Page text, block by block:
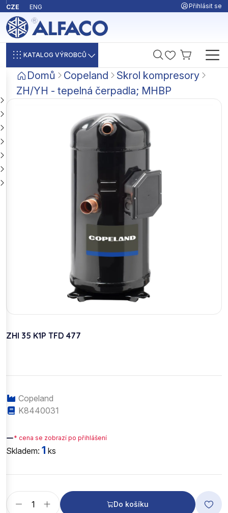
CZE ENG Přihlásit se
KATALOG VÝROBCŮ
Domů Copeland
Skrol kompresory
ZH/YH - tepelná čerpadla; MHBP
ZHI 35 K1P TFD 477
Copeland
K8440031
—* cena se zobrazí po přihlášení
Skladem: 1 ks
Do košíku